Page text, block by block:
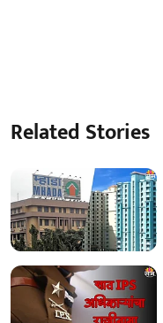
Related Stories